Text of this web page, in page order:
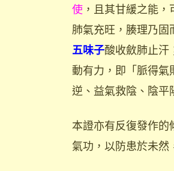
使 ，且其甘緩之能，
肺氣充旺，腠理乃固
五味子酸收斂肺止汗
動有力，即「脈得
逆、益氣救陰、陰平
本證亦有反復發作
氣功，以防患於未然